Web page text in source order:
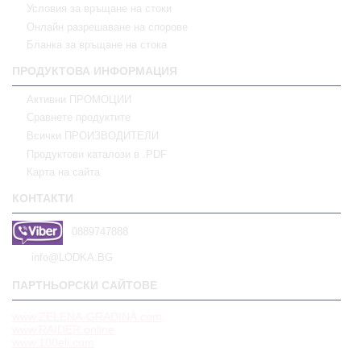
Условия за връщане на стоки
Онлайн разрешаване на спорове
Бланка за връщане на стока
ПРОДУКТОВА ИНФОРМАЦИЯ
Активни ПРОМОЦИИ
Сравнете продуктите
Всички ПРОИЗВОДИТЕЛИ
Продуктови каталози в .PDF
Карта на сайта
КОНТАКТИ
0889747888
info@LODKA.BG
ПАРТНЬОРСКИ САЙТОВЕ